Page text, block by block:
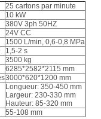
25 cartons par minute
10 kW
380V 3ph 50HZ
24V CC
1500 L/min, 0,6-0,8 MPa
1,5-2 s
3500 kg
6285*2582*2115 mm
3000*620*1200 mm
Longueur: 350-450 mm
Largeur: 230-330 mm
Hauteur: 85-320 mm
55-108 mm